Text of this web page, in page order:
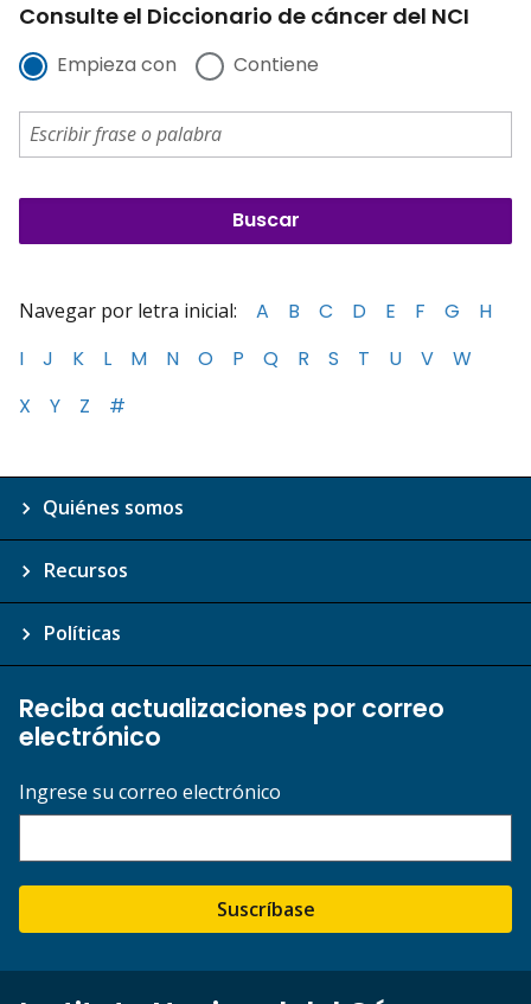
Consulte el Diccionario de cáncer del NCI
Empieza con Contiene
Navegar por letra inicial: A B C D E F G
H
I
J K L M N O P Q R S T U V
W
X
Y Z #
Quiénes somos
Recursos
Políticas
Reciba actualizaciones por correo
electrónico
Ingrese su correo electrónico
Suscríbase